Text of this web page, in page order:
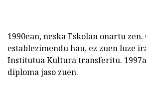
1990ean, neska Eskolan onartu
establezimendu hau, ez zuen luze
Institutua Kultura transferitu.
diploma jaso zuen.